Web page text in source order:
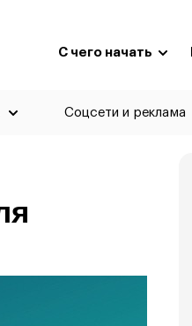
С чего начать
Соцсети и реклама